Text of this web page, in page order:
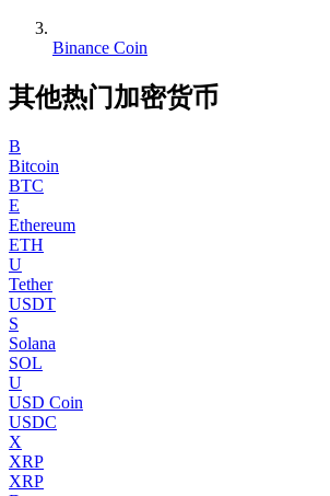
Binance Coin
其他热门加密货币
B
Bitcoin
BTC
E
Ethereum
ETH
U
Tether
USDT
S
Solana
SOL
U
USD Coin
USDC
X
XRP
XRP